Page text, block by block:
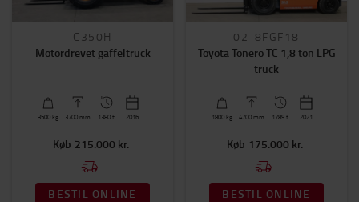
C350H
Motordrevet gaffeltruck
3500 kg 3700 mm 1380 t 2016
Køb 215.000 kr.
BESTIL ONLINE
02-8FGF18
Toyota Tonero TC 1,8 ton LPG
truck
1800 kg 4700 mm 1789 t 2021
Køb 175.000 kr.
BESTIL ONLINE